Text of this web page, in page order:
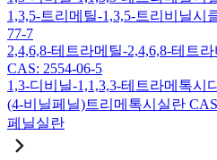
1,3,5-트리메틸-1,3,5-트리비닐시
77-7
2,4,6,8-테트라메틸-2,4,6,8-테트
CAS: 2554-06-5
1,3-디비닐-1,1,3,3-테트라메톡시
(4-비닐페닐)트리메톡시실란
페닐실란